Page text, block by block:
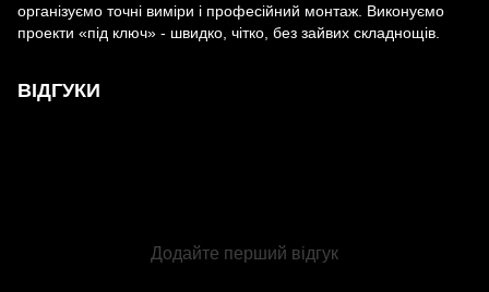
організуємо точні виміри і професійний монтаж. Виконуємо
проекти «під ключ» - швидко, чітко, без зайвих складнощів.
ВІДГУКИ
Додайте перший відгук